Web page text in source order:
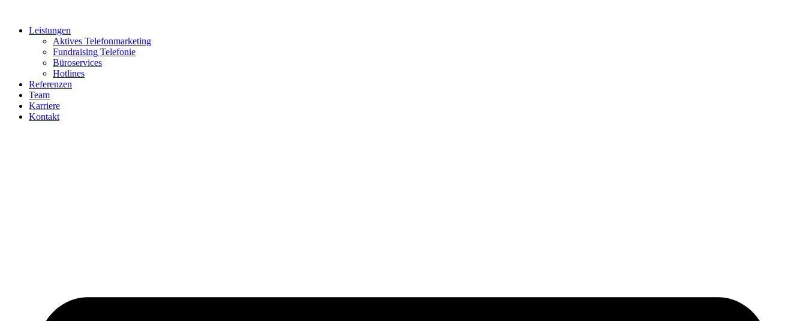
springenLeistungen
Aktives Telefonmarketing
Fundraising Telefonie
Büroservices
Hotlines
Referenzen
Team
Karriere
Kontakt